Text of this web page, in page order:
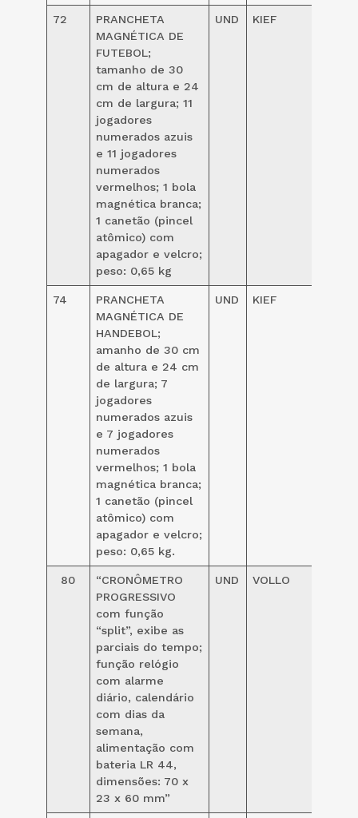
72
PRANCHETA
MAGNÉTICA DE
FUTEBOL;
tamanho de 30
cm de altura e 24
cm de largura; 11
jogadores
numerados azuis
e 11 jogadores
numerados
vermelhos; 1 bola
magnética branca;
1 canetão (pincel
atômico) com
apagador e velcro;
peso: 0,65 kg
UND KIEF
74
PRANCHETA
MAGNÉTICA DE
HANDEBOL;
amanho de 30 cm
de altura e 24 cm
de largura; 7
jogadores
numerados azuis
e 7 jogadores
numerados
vermelhos; 1 bola
magnética branca;
1 canetão (pincel
atômico) com
apagador e velcro;
peso: 0,65 kg.
UND KIEF
80
“CRONÔMETRO
PROGRESSIVO
com função
“split”, exibe as
parciais do tempo;
função relógio
com alarme
diário, calendário
com dias da
semana,
alimentação com
bateria LR 44,
dimensões: 70 x
23 x 60 mm”
UND VOLLO